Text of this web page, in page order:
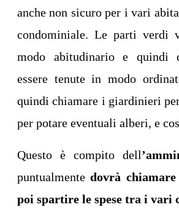
anche non sicuro per i vari
condominiale. Le parti verdi
modo abitudinario e quindi
essere tenute in modo
quindi chiamare i giardinieri
per potare eventuali alberi, e
Questo è compito dell
puntualmentedovrà
poi spartire le spese tra i vari